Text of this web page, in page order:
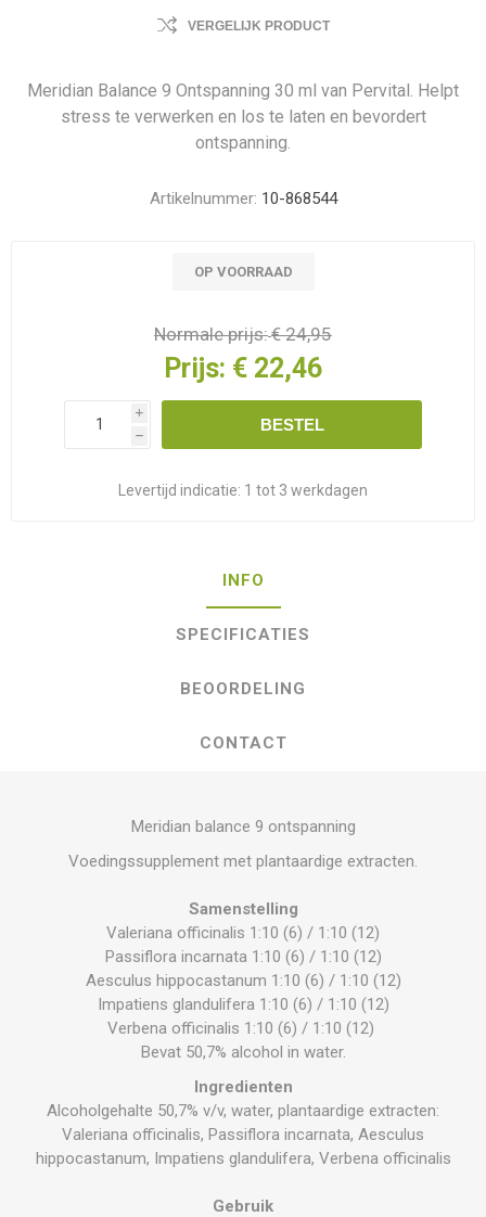
VERGELIJK PRODUCT
Meridian Balance 9 Ontspanning 30 ml van Pervital. Helpt
stress te verwerken en los te laten en bevordert
ontspanning.
Artikelnummer: 10-868544
OP VOORRAAD
Normale prijs:€ 24,95
Prijs: € 22,46
i
h
BESTEL
Levertijd indicatie: 1 tot 3 werkdagen
INFO
SPECIFICATIES
BEOORDELING
CONTACT
Meridian balance 9 ontspanning
Voedingssupplement met plantaardige extracten.
Samenstelling
Valeriana officinalis 1:10 (6) / 1:10 (12)
Passiflora incarnata 1:10 (6) / 1:10 (12)
Aesculus hippocastanum 1:10 (6) / 1:10 (12)
Impatiens glandulifera 1:10 (6) / 1:10 (12)
Verbena officinalis 1:10 (6) / 1:10 (12)
Bevat 50,7% alcohol in water.
Ingredienten
Alcoholgehalte 50,7% v/v, water, plantaardige extracten:
Valeriana officinalis, Passiflora incarnata, Aesculus
hippocastanum, Impatiens glandulifera, Verbena officinalis
Gebruik